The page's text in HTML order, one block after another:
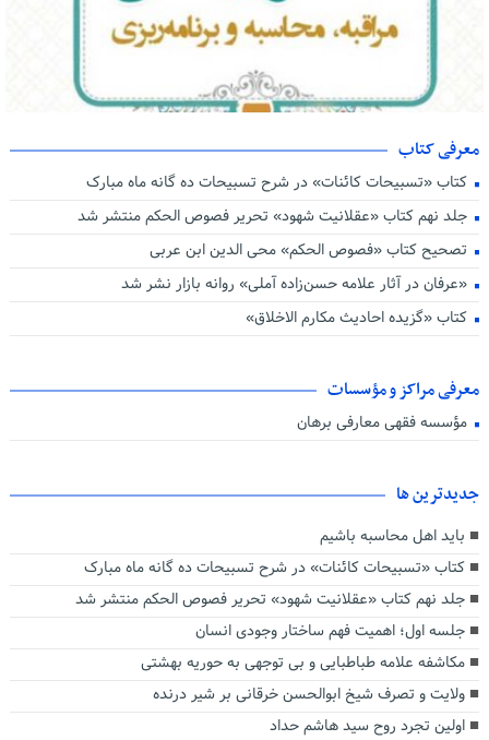
دفتر محاسبه نفس و برنامه ریزی ایمان
معرفی کتاب
کتاب «تسبیحات کائنات» در شرح تسبیحات ده‌ گانه ماه مبارک
جلد نهم کتاب «عقلانیت شهود» تحریر فصوص الحکم منتشر شد
تصحیح کتاب «فصوص الحکم» محی الدین ابن عربی
«عرفان در آثار علامه حسن‌زاده آملی» روانه بازار نشر شد
کتاب «گزیده احادیث مکارم الاخلاق»
معرفی مراکز و مؤسسات
مؤسسه فقهی معارفی برهان
جديدترين ها
باید اهل محاسبه باشیم
کتاب «تسبیحات کائنات» در شرح تسبیحات ده‌ گانه ماه مبارک
جلد نهم کتاب «عقلانیت شهود» تحریر فصوص الحکم منتشر شد
جلسه اول؛ اهمیت فهم ساختار وجودی انسان
مکاشفه علامه طباطبایی و بی توجهی به حوریه بهشتی
ولایت و تصرف شیخ ابوالحسن خرقانی بر شیر درنده
اولین تجرد روح سید هاشم حداد